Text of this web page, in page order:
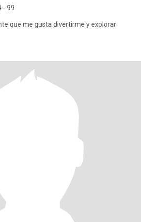
- 99
que me gusta divertirme y explorar